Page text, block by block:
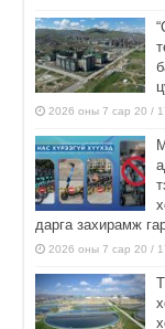
2026 оны 7 сар 20 /
дарга захирамж
2026 оны 7 сар 20 /